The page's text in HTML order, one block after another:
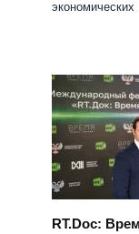
экономических
RT.Doc: